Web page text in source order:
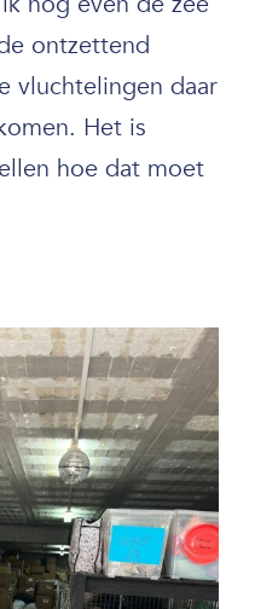
ontzettend
vluchtelingen daar
Het is
hoe dat moet